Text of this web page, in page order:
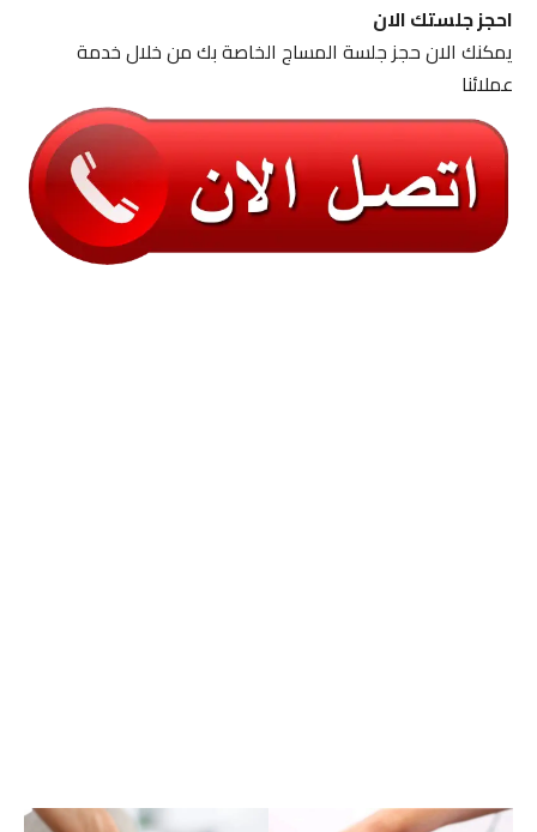
احجز جلستك الان
يمكنك الان حجز جلسة المساج الخاصة بك من خلال خدمة
عملائنا